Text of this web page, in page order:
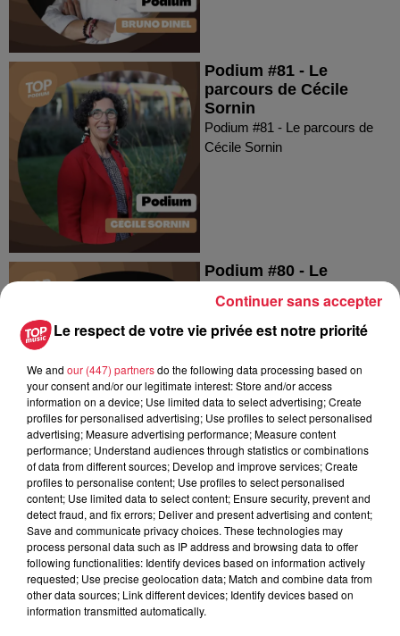
Podium #81 - Le
parcours de Cécile
Sornin
Podium #81 - Le parcours de
Cécile Sornin
Podium #80 - Le
Laîné
Podium #80 - Le parcours de
Podium #79 - Le
parcours de Nicolas
Schulé
Podium #79 - Le parcours de
Nicolas Schulé
Le respect de votre vie privée est notre priorité
We and our (447) partnersdo the following data processing based on
your consent and/or our legitimate interest: Store and/or access
information on a device; Use limited data to select advertising; Create
profiles for personalised advertising; Use profiles to select personalised
advertising; Measure advertising performance; Measure content
performance; Understand audiences through statistics or combinations
of data from different sources; Develop and improve services; Create
profiles to personalise content; Use profiles to select personalised
content; Use limited data to select content; Ensure security, prevent and
detect fraud, and fix errors; Deliver and present advertising and content;
Save and communicate privacy choices. These technologies may
process personal data such as IP address and browsing data to offer
following functionalities: Identify devices based on information actively
requested; Use precise geolocation data; Match and combine data from
other data sources; Link different devices; Identify devices based on
information transmitted automatically.
Continuer sans accepter